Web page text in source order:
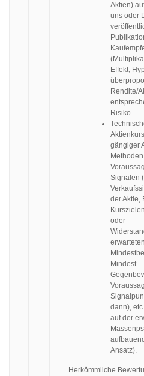
Aktien)
uns oder
Effekt,
Rendite/
Risiko
gängiger
Signalen
der Aktie,
oder
erwarteten
Mindest-
dann),
auf der
Ansatz).
Herkömmliche